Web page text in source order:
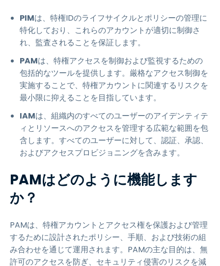
PIMは、特権IDのライフサイクルとポリシーの管理に
特化しており、これらのアカウントが適切に制御さ
れ、監査されることを保証します。
PAMは、特権アクセスを制御および監視するための
包括的なツールを提供します。厳格なアクセス制御を
実施することで、特権アカウントに関連するリスクを
最小限に抑えることを目指しています。
IAMは、組織内のすべてのユーザーのアイデンティテ
ィとリソースへのアクセスを管理する広範な範囲を包
含します。すべてのユーザーに対して、認証、承認、
およびアクセスプロビジョニングを含みます。
PAMはどのように機能します
か？
PAMは、特権アカウントとアクセス権を保護および管理
するために設計されたポリシー、手順、および技術の組
み合わせを通じて運用されます。PAMの主な目的は、無
許可のアクセスを防ぎ、セキュリティ侵害のリスクを減